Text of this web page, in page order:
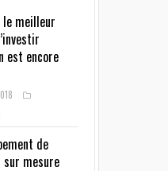
le meilleur
est encore
de
mesure